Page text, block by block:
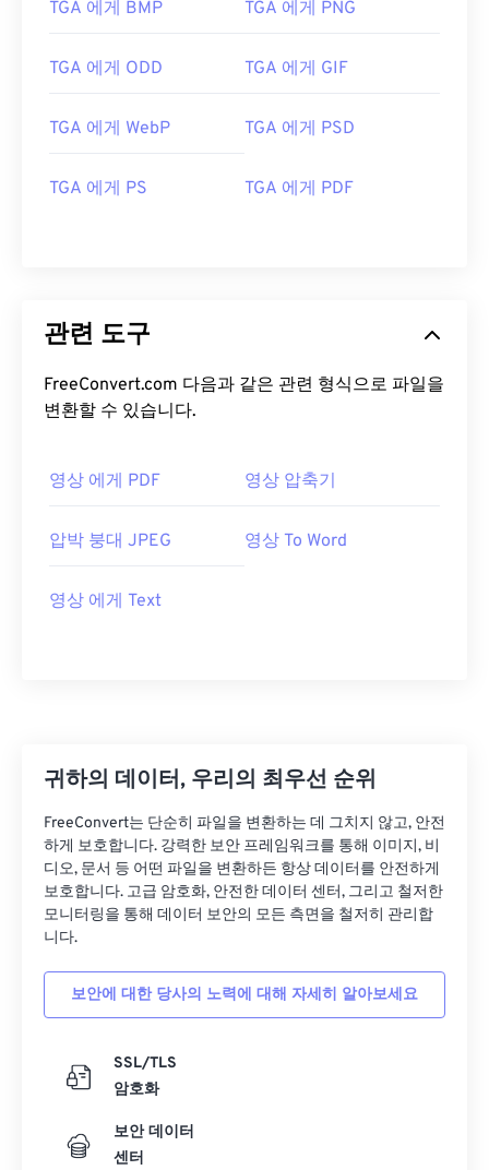
TGA 에게 BMP TGA 에게 PNG
TGA 에게 ODD TGA 에게 GIF
TGA 에게 WebP TGA 에게 PSD
TGA 에게 PS TGA 에게 PDF
관련 도구
FreeConvert.com 다음과 같은 관련 형식으로 파일을
변환할 수 있습니다.
영상 에게 PDF 영상 압축기
압박 붕대 JPEG 영상 To Word
영상 에게 Text
귀하의 데이터, 우리의 최우선 순위
FreeConvert는 단순히 파일을 변환하는 데 그치지 않고, 안전
하게 보호합니다. 강력한 보안 프레임워크를 통해 이미지, 비
디오, 문서 등 어떤 파일을 변환하든 항상 데이터를 안전하게
보호합니다. 고급 암호화, 안전한 데이터 센터, 그리고 철저한
모니터링을 통해 데이터 보안의 모든 측면을 철저히 관리합
니다.
보안에 대한 당사의 노력에 대해 자세히 알아보세요
SSL/TLS
암호화
보안 데이터
센터